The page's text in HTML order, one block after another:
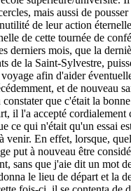
mais aussi de
de leur action
de cette tournée de
derniers mois, que la
de la Saint-Sylvestre,
afin d'aider
et de nouveau
que c'était la
il l'a accepté cordialement
ce qui n'était qu'un essai
venir. En effet, lorsque,
put à nouveau être
sans que j'aie dit un mot
le lieu de départ et la